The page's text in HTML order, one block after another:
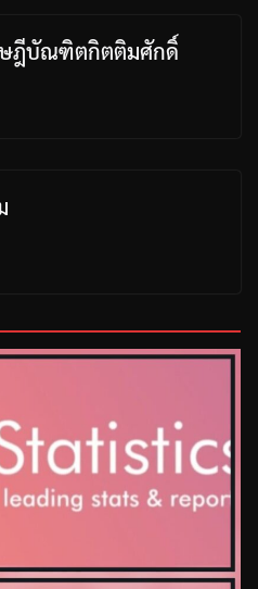
ฎีบัณฑิตกิตติมศักดิ์